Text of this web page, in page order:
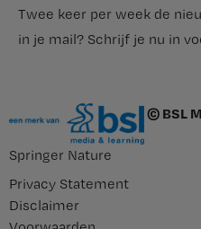
Twee keer per week de
in je mail? Schrijf je nu in
© BSL
Springer Nature
Privacy Statement
Disclaimer